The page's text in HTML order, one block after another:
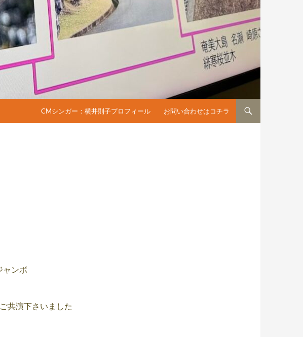
CMシンガー：横井則子プロフィール
お問い合わせはコチラ
ャンボ
共演下さいました